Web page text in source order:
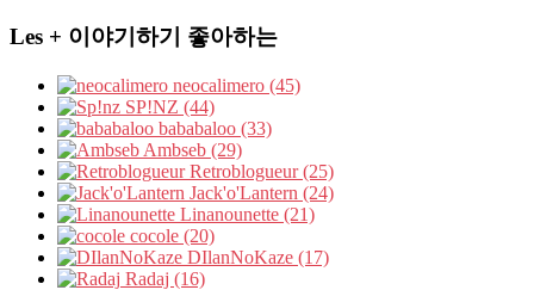
Les + 이야기하기 좋아하는
neocalimero (45)
SP!NZ (44)
bababaloo (33)
Ambseb (29)
Retroblogueur (25)
Jack'o'Lantern (24)
Linanounette (21)
cocole (20)
DIlanNoKaze (17)
Radaj (16)